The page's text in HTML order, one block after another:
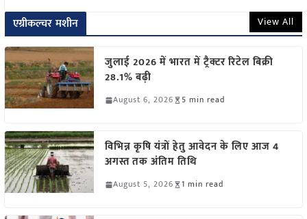
एग्रीकल्चर मशीन View All
जुलाई 2026 में भारत में ट्रैक्टर रिटेल बिक्री
28.1% बढ़ी
August 6, 2026 5 min read
विभिन्न कृषि यंत्रों हेतु आवेदन के लिए आज 4
अगस्त तक अंतिम तिथि
August 5, 2026 1 min read